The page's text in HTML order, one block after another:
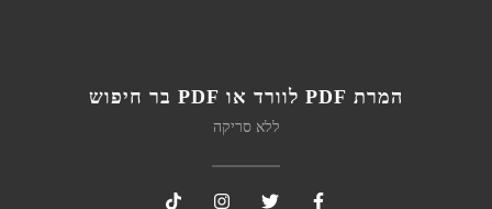
המרת PDF לוורד או PDF בר חיפוש
ללא סריקה